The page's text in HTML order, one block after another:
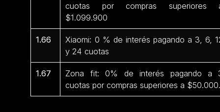
cuotas por compras superiores
$1.099.900
1.66
Xiaomi: 0 % de interés pagando a 3, 6,
y 24 cuotas
1.67
Zona fit: 0% de interés pagando a
cuotas por compras superiores a